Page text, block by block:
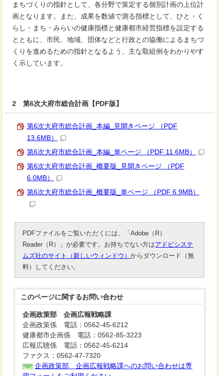
まちづくりの指針として、各分野で策定する個別計画の上位計
画となります。また、成果を数値で測る指標として、ひと・く
らし・まち・みらいの健康指標と健康都市経営指標を設定する
とともに、市民、地域、団体などと行政との協働によるまちづ
くりを進めるための指針となるよう、主な取組例をわかりやす
く示しています。
2 第6次大府市総合計画【PDF版】
第6次大府市総合計画_本編_見開きページ （PDF
13.6MB）
第6次大府市総合計画_本編_単ページ （PDF 11.6MB）
第6次大府市総合計画_概要版_見開きページ （PDF
6.0MB）
第6次大府市総合計画_概要版_単ページ （PDF 6.9MB）
PDFファイルをご覧いただくには、「Adobe（R）
Reader（R）」が必要です。お持ちでない方はアドビシステ
ムズ社のサイト（新しいウィンドウ）からダウンロード（無
料）してください。
このページに関するお問い合わせ
企画政策部 企画広報戦略課
企画政策係 電話：0562-45-6212
健康都市企画係 電話：0562-85-3223
広報広聴係 電話：0562-45-6214
ファクス：0562-47-7320
企画政策部 企画広報戦略課へのお問い合わせは専